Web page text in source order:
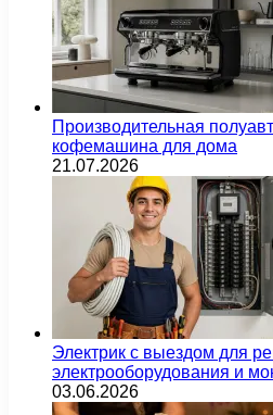
Производительная
кофемашина для дома
21.07.2026
Электрик с выездом для
электрооборудования и
03.06.2026